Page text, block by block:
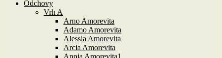
Odchovy
Vrh A
Arno Amorevita
Adamo Amorevita
Alessia Amorevita
Arcia Amorevita
Appia Amorevita1